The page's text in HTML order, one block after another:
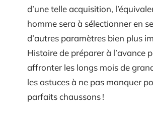
d’une telle acquisition,
homme sera à sélectionner en
d’autres paramètres bien plus
Histoire de préparer à l’avance
affronter les longs mois de
les astuces à ne pas manquer
parfaits chaussons !